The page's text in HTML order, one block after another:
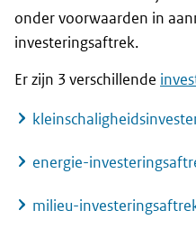
onder voorwaarden in
investeringsaftrek.
Er zijn 3 verschillende
energie-
milieu-